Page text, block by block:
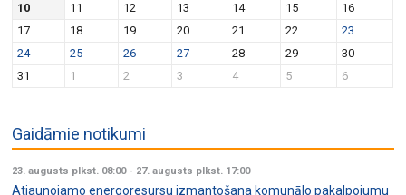
g
a
t
n
10
11 12 13 14 15
16
17
18 19 20 21 22
23
24
25 26 27 28 29
30
31
1 2 3 4 5 6
Gaidāmie notikumi
23. augusts plkst. 08:00- 27. augusts plkst. 17:00
Atjaunojamo energoresursu izmantošana komunālo pakalpojumu